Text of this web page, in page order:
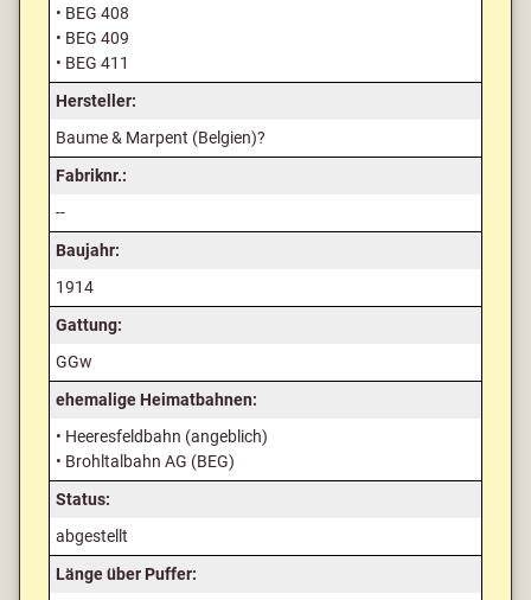
• BEG 408
• BEG 409
• BEG 411
Hersteller:
Baume & Marpent (Belgien)?
Fabriknr.:
--
Baujahr:
1914
Gattung:
GGw
ehemalige Heimatbahnen:
• Heeresfeldbahn (angeblich)
• Brohltalbahn AG (BEG)
Status:
abgestellt
Länge über Puffer: